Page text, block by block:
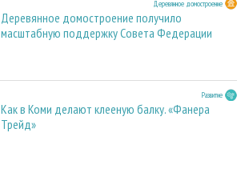
Деревянное домостроение
Деревянное домостроение получило
масштабную поддержку Совета Федерации
Развитие
Как в Коми делают клееную балку. «Фанера
Трейд»